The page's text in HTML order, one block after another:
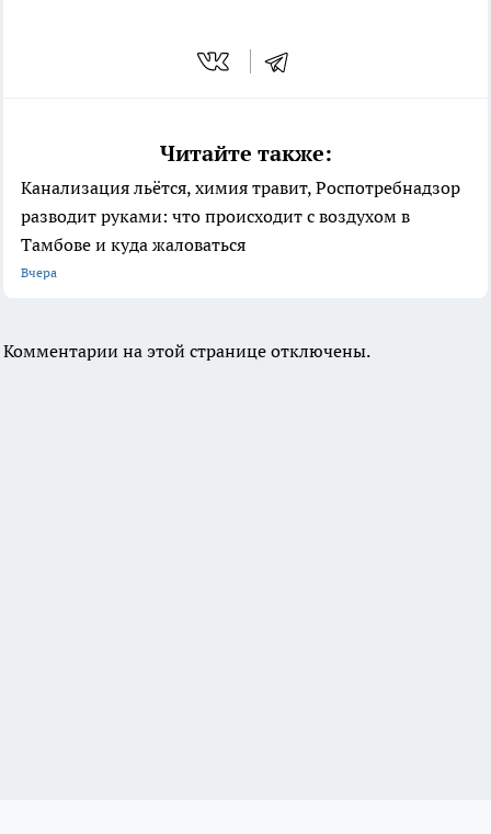
Читайте также:
Канализация льётся, химия травит, Роспотребнадзор
разводит руками: что происходит с воздухом в
Тамбове и куда жаловаться
Вчера
Комментарии на этой странице отключены.